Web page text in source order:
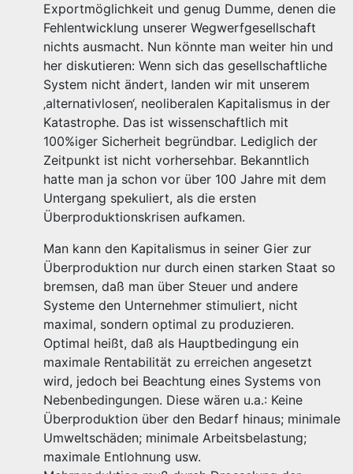
Exportmöglichkeit und genug Dumme, denen die
Fehlentwicklung unserer Wegwerfgesellschaft
nichts ausmacht. Nun könnte man weiter hin und
her diskutieren: Wenn sich das gesellschaftliche
System nicht ändert, landen wir mit unserem
‚alternativlosen‘, neoliberalen Kapitalismus in der
Katastrophe. Das ist wissenschaftlich mit
100%iger Sicherheit begründbar. Lediglich der
Zeitpunkt ist nicht vorhersehbar. Bekanntlich
hatte man ja schon vor über 100 Jahre mit dem
Untergang spekuliert, als die ersten
Überproduktionskrisen aufkamen.
Man kann den Kapitalismus in seiner Gier zur
Überproduktion nur durch einen starken Staat so
bremsen, daß man über Steuer und andere
Systeme den Unternehmer stimuliert, nicht
maximal, sondern optimal zu produzieren.
Optimal heißt, daß als Hauptbedingung ein
maximale Rentabilität zu erreichen angesetzt
wird, jedoch bei Beachtung eines Systems von
Nebenbedingungen. Diese wären u.a.: Keine
Überproduktion über den Bedarf hinaus; minimale
Umweltschäden; minimale Arbeitsbelastung;
maximale Entlohnung usw.